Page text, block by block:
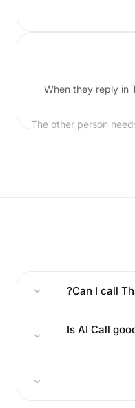
When they reply in
The other person
Can I call
Is AI Call